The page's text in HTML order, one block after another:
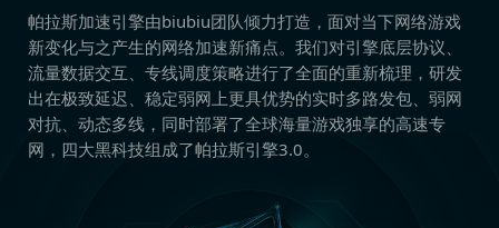
帕拉斯加速引擎由biubiu团队倾力打造，面对当下网络游戏
新变化与之产生的网络加速新痛点。我们对引擎底层协议、
流量数据交互、专线调度策略进行了全面的重新梳理，研发
出在极致延迟、稳定弱网上更具优势的实时多路发包、弱网
对抗、动态多线，同时部署了全球海量游戏独享的高速专
网，四大黑科技组成了帕拉斯引擎3.0。